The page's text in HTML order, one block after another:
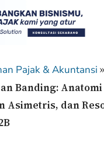
Pajak & Akuntansi »
Banding: Anatomi
Asimetris, dan